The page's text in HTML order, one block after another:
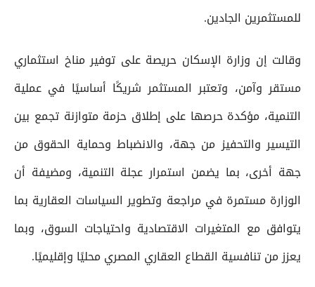
للمستثمرين الجادين.
وقالت إن وزارة الإسكان حريصة على توفير مناخ استثماري
مستقر وآمن، وتعتبر المستثمر شريكًا أساسيًا في عملية
التنمية، مؤكدة حرصها على إطلاق حزمة متوازنة تجمع بين
التيسير والتحفيز من جهة، والانضباط وحماية الحقوق من
جهة أخرى، بما يضمن استمرار عجلة التنمية، ومضيفة أن
الوزارة مستمرة في مراجعة وتطوير السياسات العقارية بما
يتوافق مع المتغيرات الاقتصادية واحتياجات السوق، وبما
يعزز من تنافسية القطاع العقاري المصري محليًا وإقليميًا.